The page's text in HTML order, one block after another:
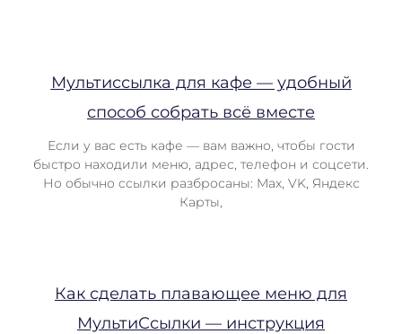
Мультиссылка для кафе — удобный
способ собрать всё вместе
Если у вас есть кафе — вам важно, чтобы гости
быстро находили меню, адрес, телефон и соцсети.
Но обычно ссылки разбросаны: Max, VK, Яндекс
Карты,
Как сделать плавающее меню для
МультиСсылки — инструкция